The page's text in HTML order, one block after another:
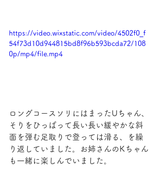
https://video.wixstatic.com/video/4502f0_f
54f73d10d944815bd8f96b593bcda72/108
0p/mp4/file.mp4
ロングコースソリにはまったUちゃん、
そりをひっぱって長い長い緩やかな斜
面を弾む足取りで登っては滑る、を繰
り返していました。お姉さんのKちゃん
も一緒に楽しんでいました。